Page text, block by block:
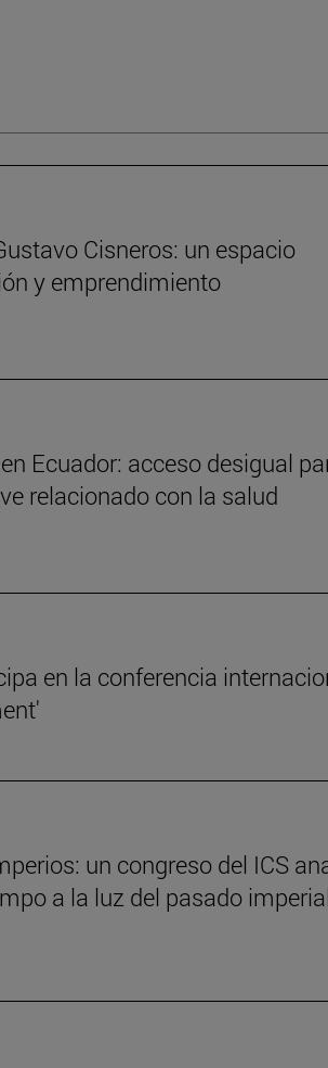
Cisneros: un espacio
y emprendimiento
Ecuador: acceso desigual
relacionado con la salud
en la conferencia
un congreso del ICS
a la luz del pasado